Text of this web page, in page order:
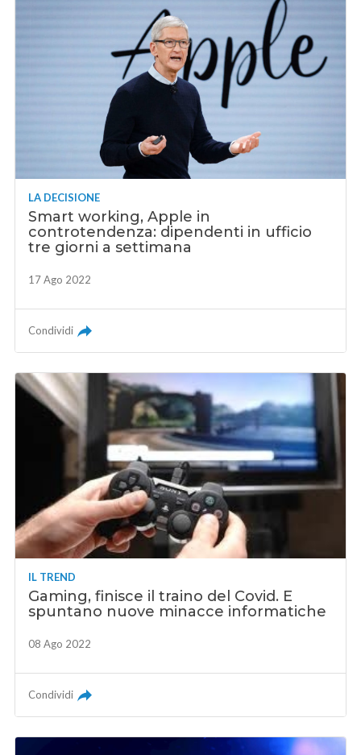
LA DECISIONE
Smart working, Apple in
controtendenza: dipendenti in ufficio
tre giorni a settimana
17 Ago 2022
Condividi
IL TREND
Gaming, finisce il traino del Covid. E
spuntano nuove minacce informatiche
08 Ago 2022
Condividi